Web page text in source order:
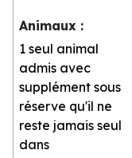
Animaux :
1 seul animal
admis avec
supplément sous
réserve qu'il ne
reste jamais seul
dans